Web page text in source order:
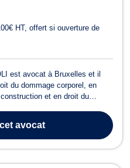
HT, offert si ouverture de
est avocat à Bruxelles et il
du dommage corporel, en
et en droit du
légale, de divorce
avocat